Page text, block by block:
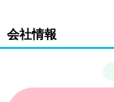
会社情報